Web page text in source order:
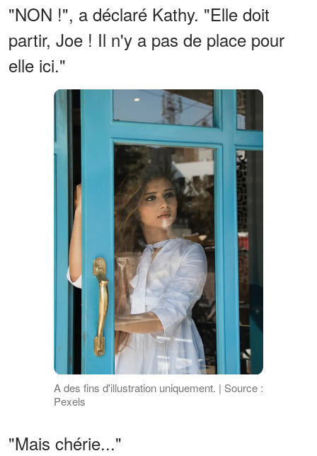
"NON !", a déclaré Kathy. "Elle doit
partir, Joe ! Il n'y a pas de place pour
elle ici."
A des fins d'illustration uniquement. | Source :
Pexels
"Mais chérie..."